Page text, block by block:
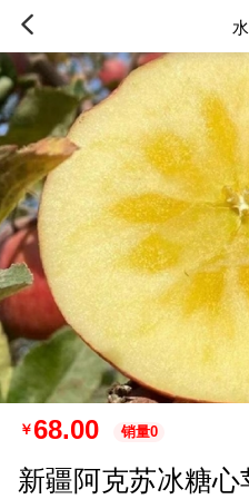
￥68.00 销量0
新疆阿克苏冰糖